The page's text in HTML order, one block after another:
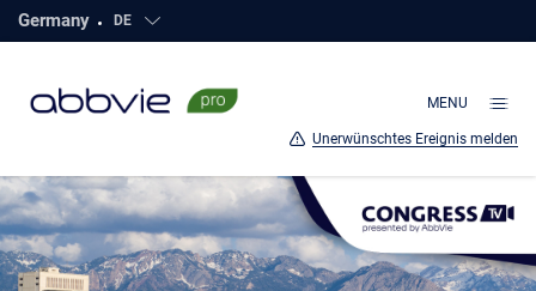
direkt
Hauptinhalt
Germany DE Click to open countries
MENU
Unerwünschtes Ereignis melden